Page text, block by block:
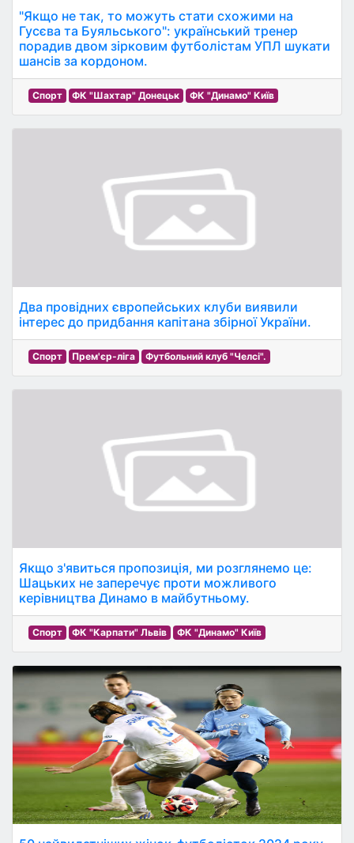
"Якщо не так, то можуть стати схожими на
Гусєва та Буяльського": український тренер
порадив двом зірковим футболістам УПЛ шукати
шансів за кордоном.
Спорт ФК "Шахтар" Донецьк ФК "Динамо" Київ
Два провідних європейських клуби виявили
інтерес до придбання капітана збірної України.
Спорт Прем'єр-ліга Футбольний клуб "Челсі".
Якщо з'явиться пропозиція, ми розглянемо це:
Шацьких не заперечує проти можливого
керівництва Динамо в майбутньому.
Спорт ФК "Карпати" Львів ФК "Динамо" Київ